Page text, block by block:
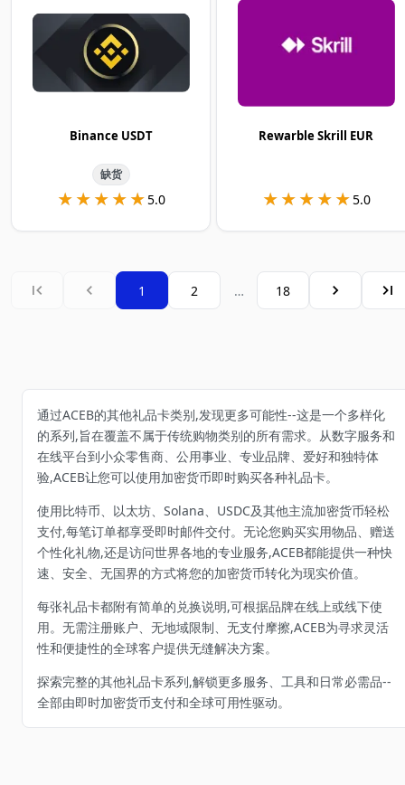
Binance USDT
缺货
★★★★★
★★★★★5.0
Rewarble Skrill EUR
★★★★★
★★★★★5.0
1 2 … 18
通过ACEB的其他礼品卡类别,发现更多可能性--这是一个多样化
的系列,旨在覆盖不属于传统购物类别的所有需求。从数字服务和
在线平台到小众零售商、公用事业、专业品牌、爱好和独特体
验,ACEB让您可以使用加密货币即时购买各种礼品卡。
使用比特币、以太坊、Solana、USDC及其他主流加密货币轻松
支付,每笔订单都享受即时邮件交付。无论您购买实用物品、赠送
个性化礼物,还是访问世界各地的专业服务,ACEB都能提供一种快
速、安全、无国界的方式将您的加密货币转化为现实价值。
每张礼品卡都附有简单的兑换说明,可根据品牌在线上或线下使
用。无需注册账户、无地域限制、无支付摩擦,ACEB为寻求灵活
性和便捷性的全球客户提供无缝解决方案。
探索完整的其他礼品卡系列,解锁更多服务、工具和日常必需品--
全部由即时加密货币支付和全球可用性驱动。